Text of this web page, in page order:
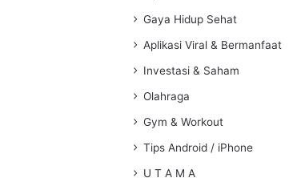
Gaya Hidup Sehat
Aplikasi Viral & Bermanfaat
Investasi & Saham
Olahraga
Gym & Workout
Tips Android / iPhone
U T A M A